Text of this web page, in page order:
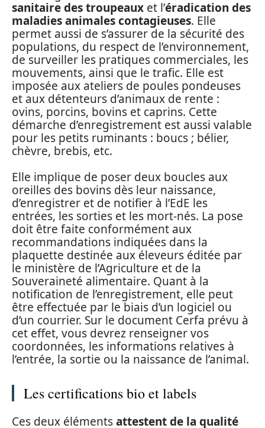
sanitaire des troupeaux et l’éradication des
maladies animales contagieuses. Elle
permet aussi de s’assurer de la sécurité des
populations, du respect de l’environnement,
de surveiller les pratiques commerciales, les
mouvements, ainsi que le trafic. Elle est
imposée aux ateliers de poules pondeuses
et aux détenteurs d’animaux de rente :
ovins, porcins, bovins et caprins. Cette
démarche d’enregistrement est aussi valable
pour les petits ruminants : boucs ; bélier,
chèvre, brebis, etc.
Elle implique de poser deux boucles aux
oreilles des bovins dès leur naissance,
d’enregistrer et de notifier à l’EdE les
entrées, les sorties et les mort-nés. La pose
doit être faite conformément aux
recommandations indiquées dans la
plaquette destinée aux éleveurs éditée par
le ministère de l’Agriculture et de la
Souveraineté alimentaire. Quant à la
notification de l’enregistrement, elle peut
être effectuée par le biais d’un logiciel ou
d’un courrier. Sur le document Cerfa prévu à
cet effet, vous devrez renseigner vos
coordonnées, les informations relatives à
l’entrée, la sortie ou la naissance de l’animal.
Les certifications bio et labels
Ces deux élémentsattestent de la qualité